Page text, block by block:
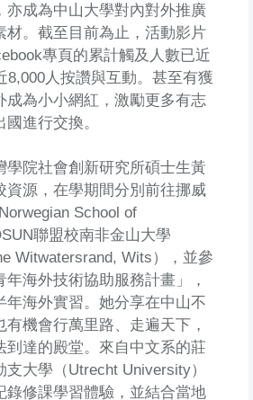
亦成為中山大學對內對外推廣
材。截至目前為止，活動影片
專頁的累計觸及人數已近
8,000人按讚與互動。甚至有獲
成為小小網紅，激勵更多有志
進行交換。
學院社會創新研究所碩士生黃
資源，在學期間分別前往挪威
School of
聯盟校南非金山大學
Witwatersrand, Wits），並參
海外技術協助服務計畫」，
年海外實習。她分享在中山不
機會行萬里路、走遍天下，
到達的殿堂。來自中文系的莊
大學（Utrecht University）
錄修課學習體驗，並結合當地